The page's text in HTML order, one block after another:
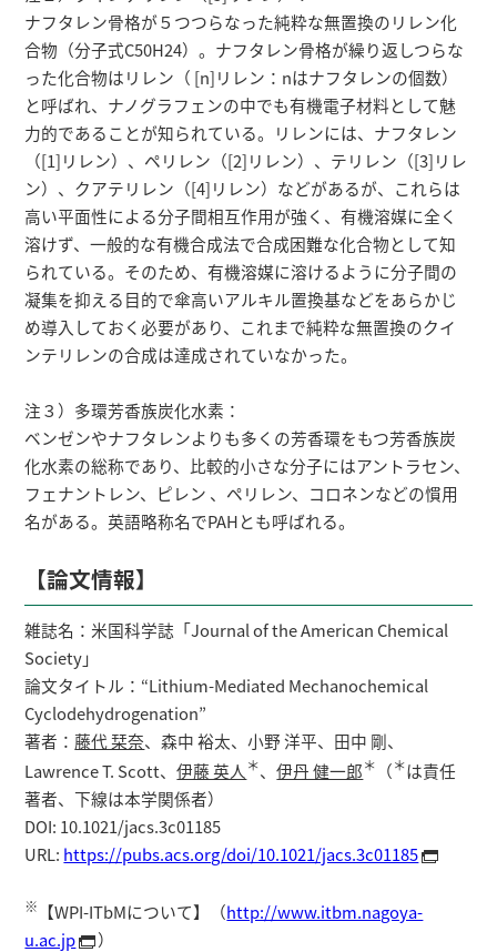
ナフタレン骨格が５つつらなった純粋な無置換のリレン化
合物（分子式C50H24）。ナフタレン骨格が繰り返しつらな
った化合物はリレン（ [n]リレン：nはナフタレンの個数）
と呼ばれ、ナノグラフェンの中でも有機電子材料として魅
力的であることが知られている。リレンには、ナフタレン
（[1]リレン）、ペリレン（[2]リレン）、テリレン（[3]リレ
ン）、クアテリレン（[4]リレン）などがあるが、これらは
高い平面性による分子間相互作用が強く、有機溶媒に全く
溶けず、一般的な有機合成法で合成困難な化合物として知
られている。そのため、有機溶媒に溶けるように分子間の
凝集を抑える目的で傘高いアルキル置換基などをあらかじ
め導入しておく必要があり、これまで純粋な無置換のクイ
ンテリレンの合成は達成されていなかった。
注３）多環芳香族炭化水素：
ベンゼンやナフタレンよりも多くの芳香環をもつ芳香族炭
化水素の総称であり、比較的小さな分子にはアントラセン、
フェナントレン、ピレン 、ペリレン、コロネンなどの慣用
名がある。英語略称名でPAHとも呼ばれる。
【論文情報】
雑誌名：米国科学誌「Journal of the American Chemical
Society」
論文タイトル：“Lithium-Mediated Mechanochemical
Cyclodehydrogenation”
著者： 藤代 栞奈、森中 裕太、小野 洋平、田中 剛、
Lawrence T. Scott、伊藤 英人 ＊、伊丹 健一郎＊ （＊は責任
著者、下線は本学関係者）
DOI: 10.1021/jacs.3c01185
URL: https://pubs.acs.org/doi/10.1021/jacs.3c01185
※ 【WPI-ITbMについて】（http://www.itbm.nagoya-
u.ac.jp
）